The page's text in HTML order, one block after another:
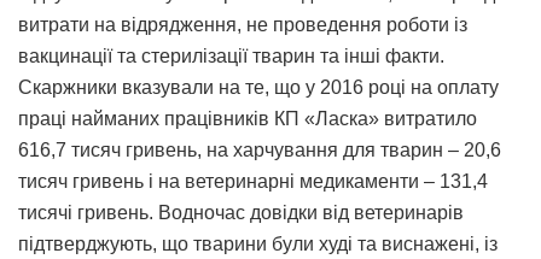
витрати на відрядження, не проведення роботи із
вакцинації та стерилізації тварин та інші факти.
Скаржники вказували на те, що у 2016 році на оплату
праці найманих працівників КП «Ласка» витратило
616,7 тисяч гривень, на харчування для тварин – 20,6
тисяч гривень і на ветеринарні медикаменти – 131,4
тисячі гривень. Водночас довідки від ветеринарів
підтверджують, що тварини були худі та виснажені, із